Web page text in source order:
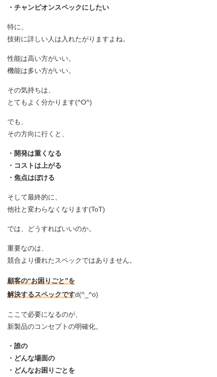
・チャンピオンスペックにしたい
特に、
技術に詳しい人は入れたがりますよね。
性能は高い方がいい。
機能は多い方がいい。
その気持ちは、
とてもよく分かります(^O^)
でも、
その方向に行くと、
・開発は重くなる
・コストは上がる
・焦点はぼける
そして最終的に、
他社と変わらなくなります(ToT)
では、どうすればいいのか。
重要なのは、
競合より優れたスペックではありません。
顧客の“お困りごと”を
解決するスペックですd(^_^o)
ここで必要になるのが、
新製品のコンセプトの明確化。
・誰の
・どんな場面の
・どんなお困りごとを